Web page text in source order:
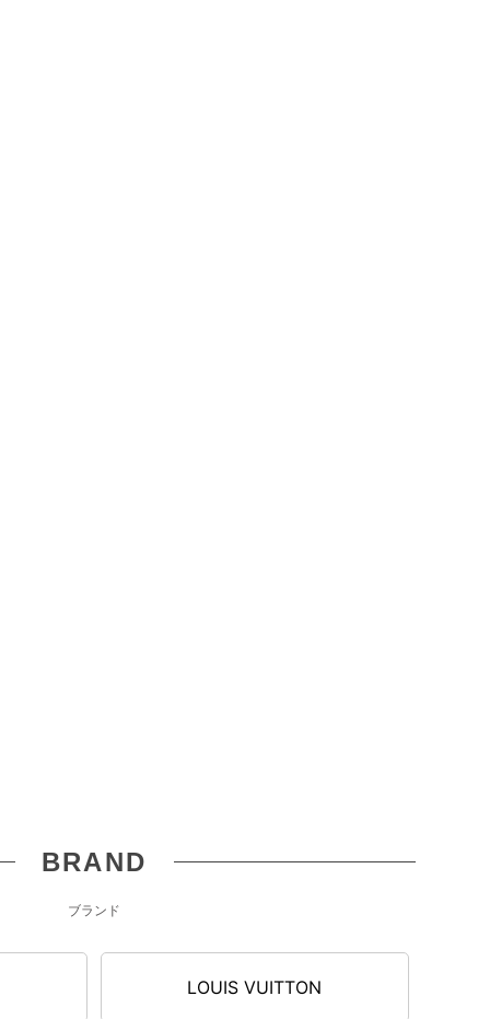
BRAND
ブランド
LOUIS VUITTON